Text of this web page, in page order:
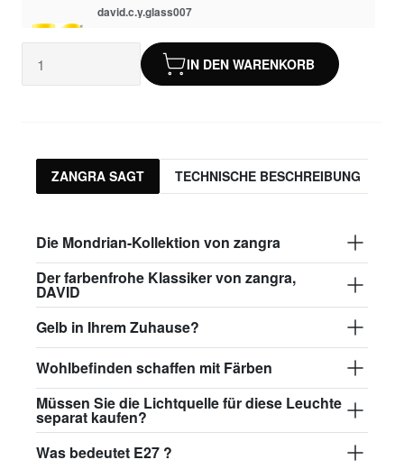
david.c.y.glass007
glass007 - mattem Glas
82,50 €
82,50 €
86,00 €
glass013 - Opal-Kunststoff
84,50 €
david.c.y.glass017
glass017 - Opalglas
IN DEN WARENKORB
ZANGRA SAGT TECHNISCHE BESCHREIBUNG
Die Mondrian-Kollektion von zangra
Der farbenfrohe Klassiker von zangra,
DAVID
Gelb in Ihrem Zuhause?
Wohlbefinden schaffen mit Färben
Müssen Sie die Lichtquelle für diese Leuchte
separat kaufen?
Was bedeutet E27 ?